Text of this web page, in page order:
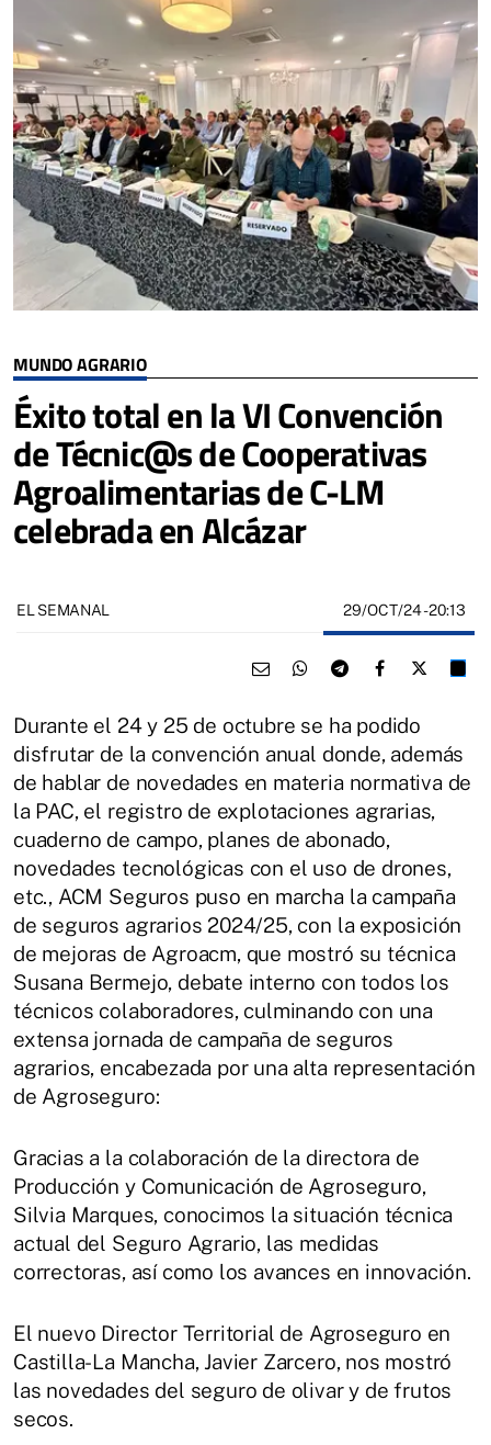
MUNDO AGRARIO
Éxito total en la VI Convención
de Técnic@s de Cooperativas
Agroalimentarias de C-LM
celebrada en Alcázar
EL SEMANAL 29/OCT/24- 20:13
Durante el 24 y 25 de octubre se ha podido
disfrutar de la convención anual donde, además
de hablar de novedades en materia normativa de
la PAC, el registro de explotaciones agrarias,
cuaderno de campo, planes de abonado,
novedades tecnológicas con el uso de drones,
etc., ACM Seguros puso en marcha la campaña
de seguros agrarios 2024/25, con la exposición
de mejoras de Agroacm, que mostró su técnica
Susana Bermejo, debate interno con todos los
técnicos colaboradores, culminando con una
extensa jornada de campaña de seguros
agrarios, encabezada por una alta representación
de Agroseguro:
Gracias a la colaboración de la directora de
Producción y Comunicación de Agroseguro,
Silvia Marques, conocimos la situación técnica
actual del Seguro Agrario, las medidas
correctoras, así como los avances en innovación.
El nuevo Director Territorial de Agroseguro en
Castilla-La Mancha, Javier Zarcero, nos mostró
las novedades del seguro de olivar y de frutos
secos.